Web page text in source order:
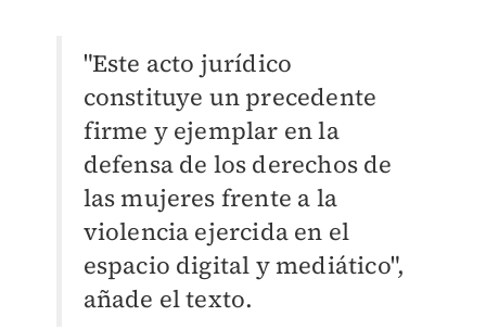
"Este acto jurídico
constituye un precedente
firme y ejemplar en la
defensa de los derechos de
las mujeres frente a la
violencia ejercida en el
espacio digital y mediático",
añade el texto.